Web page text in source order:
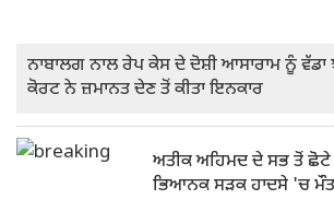
ਨਾਬਾਲਗ ਨਾਲ ਰੇਪ ਕੇਸ ਦੇ ਦੋਸ਼ੀ ਆਸਾਰਾਮ ਨੂੰ ਵੱਡਾ
ਕੋਰਟ ਨੇ ਜ਼ਮਾਨਤ ਦੇਣ ਤੋਂ ਕੀਤਾ ਇਨਕਾਰ
ਅਤੀਕ ਅਹਿਮਦ ਦੇ ਸਭ ਤੋਂ ਛੋਟੇ
ਭਿਆਨਕ ਸੜਕ ਹਾਦਸੇ 'ਚ ਮੌਤ